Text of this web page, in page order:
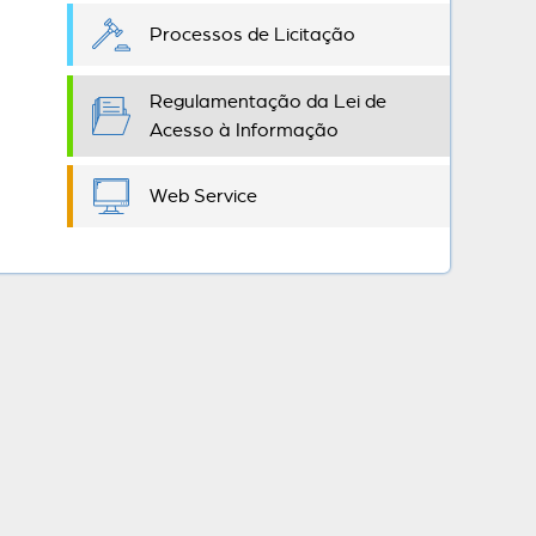
Processos de Licitação
Regulamentação da Lei de
Acesso à Informação
Web Service